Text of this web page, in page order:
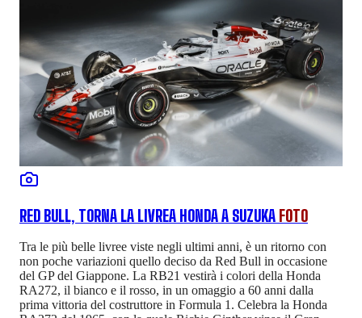
RED BULL, TORNA LA LIVREA HONDA A SUZUKA FOTO
Tra le più belle livree viste negli ultimi anni, è un ritorno con
non poche variazioni quello deciso da Red Bull in occasione
del GP del Giappone. La RB21 vestirà i colori della Honda
RA272, il bianco e il rosso, in un omaggio a 60 anni dalla
prima vittoria del costruttore in Formula 1. Celebra la Honda